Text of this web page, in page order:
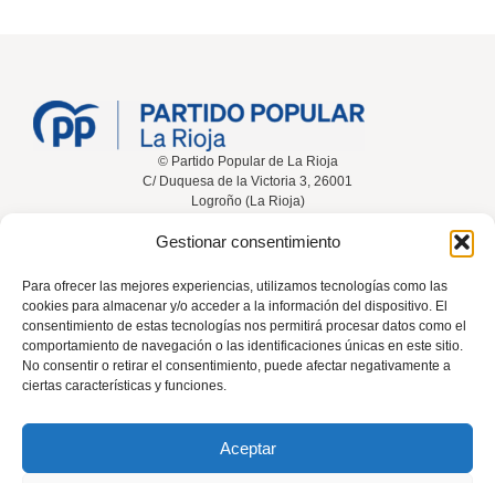
Gestionar consentimiento
Para ofrecer las mejores experiencias, utilizamos tecnologías como las
cookies para almacenar y/o acceder a la información del dispositivo. El
consentimiento de estas tecnologías nos permitirá procesar datos como el
comportamiento de navegación o las identificaciones únicas en este sitio.
No consentir o retirar el consentimiento, puede afectar negativamente a
ciertas características y funciones.
Aceptar
© Partido Popular de La Rioja
C/ Duquesa de la Victoria 3, 26001
Logroño (La Rioja)
Participa Contacta
rioja@pp.es